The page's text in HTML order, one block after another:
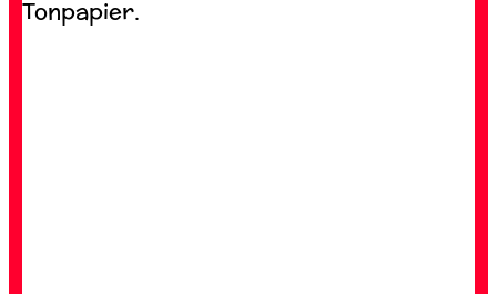
Tonpapier.